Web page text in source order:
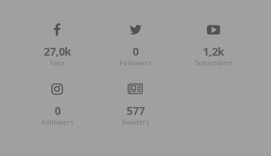
27,0k
Fans
0
Followers
1,2k
Subscribers
0
Followers
577
Readers